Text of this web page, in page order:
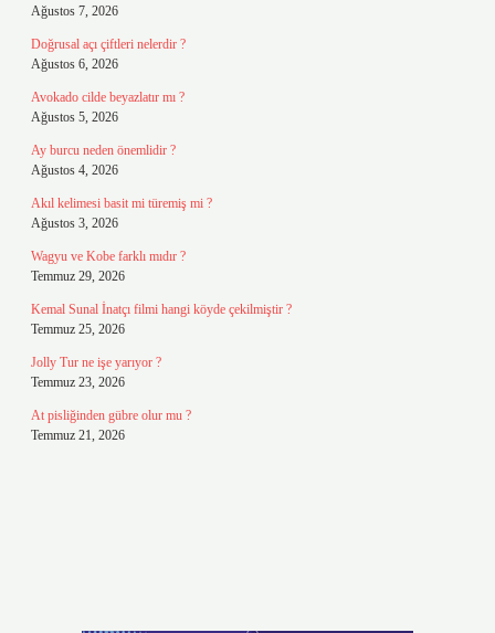
Ağustos 7, 2026
Doğrusal açı çiftleri nelerdir ?
Ağustos 6, 2026
Avokado cilde beyazlatır mı ?
Ağustos 5, 2026
Ay burcu neden önemlidir ?
Ağustos 4, 2026
Akıl kelimesi basit mi türemiş mi ?
Ağustos 3, 2026
Wagyu ve Kobe farklı mıdır ?
Temmuz 29, 2026
Kemal Sunal İnatçı filmi hangi köyde çekilmiştir ?
Temmuz 25, 2026
Jolly Tur ne işe yarıyor ?
Temmuz 23, 2026
At pisliğinden gübre olur mu ?
Temmuz 21, 2026